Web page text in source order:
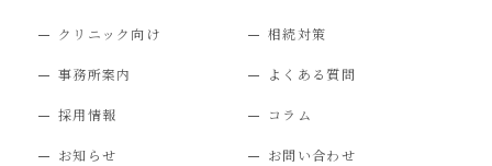
クリニック向け 相続対策
事務所案内 よくある質問
採用情報 コラム
お知らせ お問い合わせ